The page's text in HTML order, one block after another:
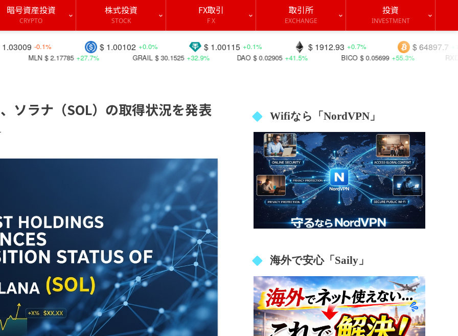
暗号資産投資
CRYPTO
株式投資
STOCK
FX取引
F X
取引所
EXCHANGE
投資
INVESTMENT
$ 64897.7 +1.0%
$ 1912.93 +0.7%
$ 1.00115 +0.1%
$ 1.00102 +0.0%
BICO $ 0.05699 +55.3%
DAO $ 0.02905 +41.5%
GRAIL $ 30.1525 +32.9%
+27.7% RXD $ 0.00006 -12.6%
ソラナ（SOL）の取得状況を発表 Wifiなら「NordVPN」
海外で安心「Saily」